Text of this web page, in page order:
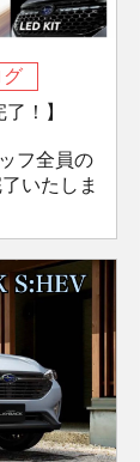
！】
フ全員の
いたしま